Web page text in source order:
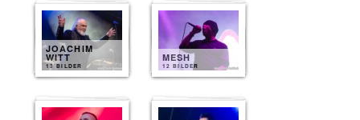
JOACHIM
WITT
13 BILDER
MESH
12 BILDER